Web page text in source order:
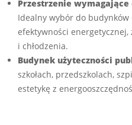
Przestrzenie wymagające
Idealny wybór do
efektywności
i chłodzenia.
Budynek użyteczności
szkołach, przedszkolach,
estetykę z